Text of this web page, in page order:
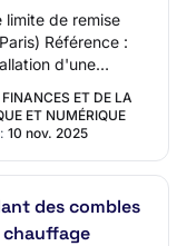
limite de remise
Référence :
d'une
ET DE LA
ET NUMÉRIQUE
10 nov. 2025
des combles